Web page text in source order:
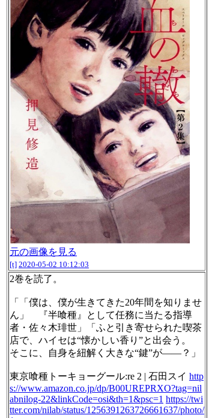
元の画像を見る
[t] 2020-05-02 10:12:03
2巻を読了。
「「僕は、僕が生きてきた20年間を知りませ
ん」 『半喰種』として任務に当たる指導
者・佐々木琲世」「ふと引き寄せられた喫茶
店で、ハイセは“懐かしい香り”と出会う。
そこに、自身を紐解く大きな“鍵”が――？」
東京喰種トーキョーグール:re 2 | 石田スイ http
s://www.amazon.co.jp/dp/B00UREPRXO?tag=nil
abnilog-22&linkCode=osi&th=1&psc=1 https://twi
tter.com/nilab/status/1256391263726661637/photo/